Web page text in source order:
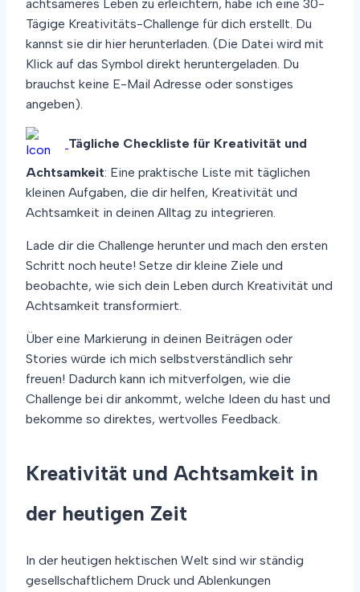
achtsameres Leben zu erleichtern, habe ich eine 30-
Tägige Kreativitäts-Challenge für dich erstellt. Du
kannst sie dir hier herunterladen. (Die Datei wird mit
Klick auf das Symbol direkt heruntergeladen. Du
brauchst keine E-Mail Adresse oder sonstiges
angeben).
Tägliche Checkliste für Kreativität und
Achtsamkeit: Eine praktische Liste mit täglichen
kleinen Aufgaben, die dir helfen, Kreativität und
Achtsamkeit in deinen Alltag zu integrieren.
Lade dir die Challenge herunter und mach den ersten
Schritt noch heute! Setze dir kleine Ziele und
beobachte, wie sich dein Leben durch Kreativität und
Achtsamkeit transformiert.
Über eine Markierung in deinen Beiträgen oder
Stories würde ich mich selbstverständlich sehr
freuen! Dadurch kann ich mitverfolgen, wie die
Challenge bei dir ankommt, welche Ideen du hast und
bekomme so direktes, wertvolles Feedback.
Kreativität und Achtsamkeit in
der heutigen Zeit
In der heutigen hektischen Welt sind wir ständig
gesellschaftlichem Druck und Ablenkungen